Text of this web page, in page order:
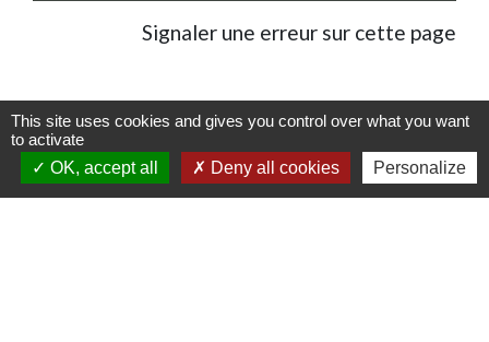
Signaler une erreur sur cette page
Contacts
Commune de Schweighouse-Thann
This site uses cookies and gives you control over what you want
to activate
OK, accept all
Deny all cookies Personalize